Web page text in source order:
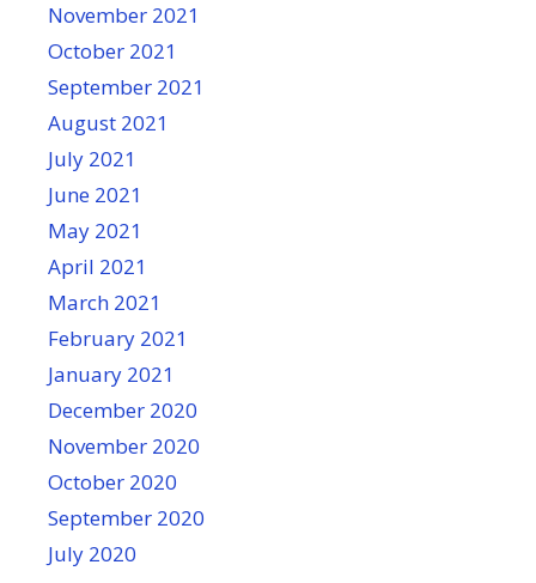
November 2021
October 2021
September 2021
August 2021
July 2021
June 2021
May 2021
April 2021
March 2021
February 2021
January 2021
December 2020
November 2020
October 2020
September 2020
July 2020